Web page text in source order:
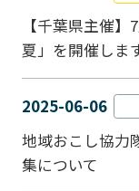
【千葉県主催
夏」を開催しま
2025-06-06
地域おこし協力
集について